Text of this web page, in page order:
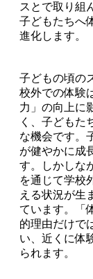
スとで取り組
子どもたちへ
進化します。
子どもの頃の
校外での体験
力」の向上に
く、子どもた
な機会です。
が健やかに成
す。しかしな
を通じて学校
える状況が生
ています。「
的理由だけで
い、近くに体
られます。